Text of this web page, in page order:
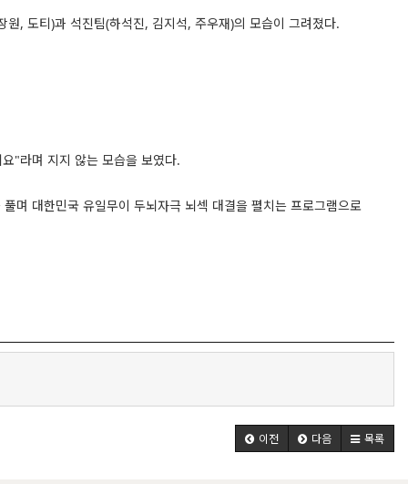
, 도티)과 석진팀(하석진, 김지석, 주우재)의 모습이 그려졌다.
"라며 지지 않는 모습을 보였다.
며 대한민국 유일무이 두뇌자극 뇌섹 대결을 펼치는 프로그램으로
이전 다음 목록